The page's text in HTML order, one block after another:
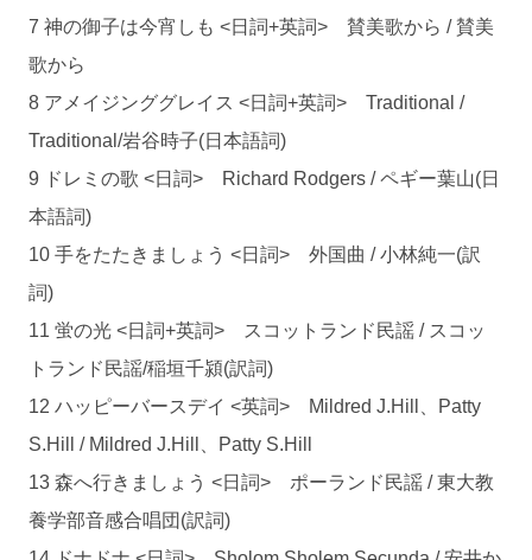
7 神の御子は今宵しも <日詞+英詞> 賛美歌から / 賛美
歌から
8 アメイジンググレイス <日詞+英詞> Traditional /
Traditional/岩谷時子(日本語詞)
9 ドレミの歌 <日詞> Richard Rodgers / ペギー葉山(日
本語詞)
10 手をたたきましょう <日詞> 外国曲 / 小林純一(訳
詞)
11 蛍の光 <日詞+英詞> スコットランド民謡 / スコッ
トランド民謡/稲垣千潁(訳詞)
12 ハッピーバースデイ <英詞> Mildred J.Hill、Patty
S.Hill / Mildred J.Hill、Patty S.Hill
13 森へ行きましょう <日詞> ポーランド民謡 / 東大教
養学部音感合唱団(訳詞)